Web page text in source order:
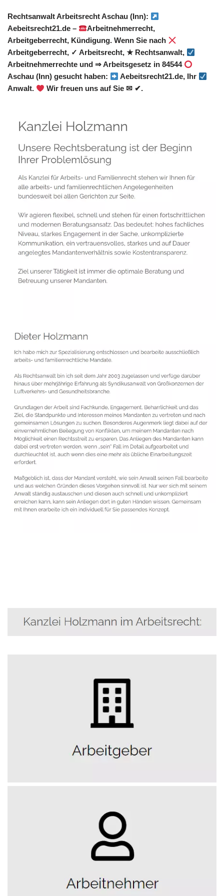
Rechtsanwalt Arbeitsrecht Aschau (Inn):
Aebeitsrecht21.de –
Arbeitnehmerrecht,
Arbeitgeberrecht, Kündigung. Wenn Sie nach
Arbeitgeberrecht, ✓ Arbeitsrecht, ★ Rechtsanwalt,
Arbeitnehmerrechte und ⇒ Arbeitsgesetz in 84544
Aschau (Inn) gesucht haben:
Aebeitsrecht21.de, Ihr
Anwalt.
Wir freuen uns auf Sie ✉ ✔.